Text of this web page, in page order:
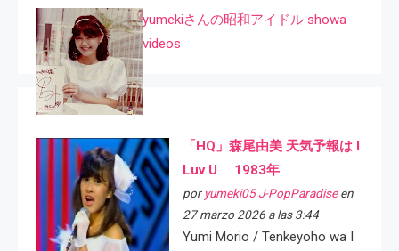
yumekiさんの昭和アイドル showa
videos
「HQ」森尾由美 天気予報は I
Luv U 1983年
por yumeki05 J-PopParadiseen
27 marzo 2026 a las 3:44
Yumi Morio / Tenkeyoho wa I